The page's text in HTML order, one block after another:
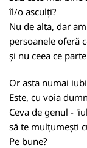
îl/o asculți?
Nu de alta, dar
persoanele oferă
și nu ceea ce
Or asta numai
Este, cu voia
Ceva de genul -
să te mulțumești
Pe bune?